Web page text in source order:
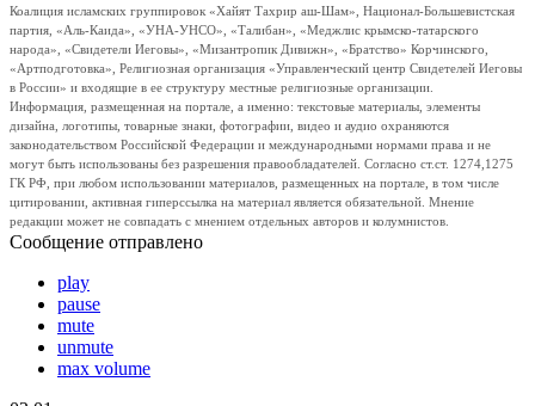
Коалиция исламских группировок «Хайят Тахрир аш-Шам», Национал-Большевистская
партия, «Аль-Каида», «УНА-УНСО», «Талибан», «Меджлис крымско-татарского
народа», «Свидетели Иеговы», «Мизантропик Дивижн», «Братство» Корчинского,
«Артподготовка», Религиозная организация «Управленческий центр Свидетелей Иеговы
в России» и входящие в ее структуру местные религиозные организации.
Информация, размещенная на портале, а именно: текстовые материалы, элементы
дизайна, логотипы, товарные знаки, фотографии, видео и аудио охраняются
законодательством Российской Федерации и международными нормами права и не
могут быть использованы без разрешения правообладателей. Согласно ст.ст. 1274,1275
ГК РФ, при любом использовании материалов, размещенных на портале, в том числе
цитировании, активная гиперссылка на материал является обязательной. Мнение
редакции может не совпадать с мнением отдельных авторов и колумнистов.
Сообщение отправлено
play
pause
mute
unmute
max volume